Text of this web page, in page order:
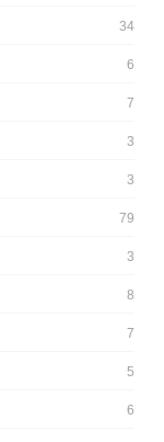
34
6
7
3
3
79
3
8
7
5
6